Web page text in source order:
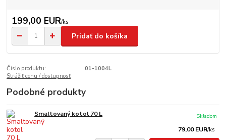
199,00 EUR/ks
Pridať do košíka
Číslo produktu:
01-1004L
Strážiť cenu / dostupnosť
Podobné produkty
Smaltovaný kotol 70 L
79,00 EUR/ks
Skladom